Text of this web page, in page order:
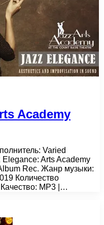
Academy
Varied
Arts Academy
Rec. Жанр музыки:
Количество
MP3 |…